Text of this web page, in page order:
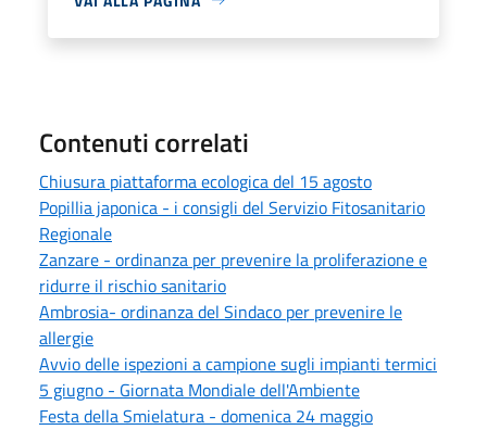
Contenuti correlati
Chiusura piattaforma ecologica del 15 agosto
Popillia japonica - i consigli del Servizio Fitosanitario
Regionale
Zanzare - ordinanza per prevenire la proliferazione e
ridurre il rischio sanitario
Ambrosia- ordinanza del Sindaco per prevenire le
allergie
Avvio delle ispezioni a campione sugli impianti termici
5 giugno - Giornata Mondiale dell'Ambiente
Festa della Smielatura - domenica 24 maggio